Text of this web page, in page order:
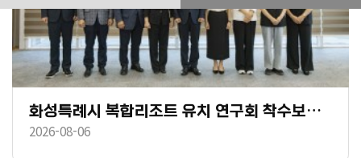
화성특례시 복합리조트 유치 연구회 착수보고회
2026-08-06